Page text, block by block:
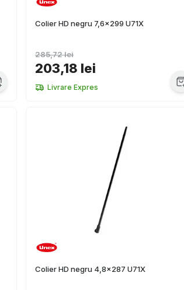
Colier HD negru 7,6x299 U71X
203,18 lei
285,72 lei
Livrare Expres
Colier HD negru 4,8x287 U71X